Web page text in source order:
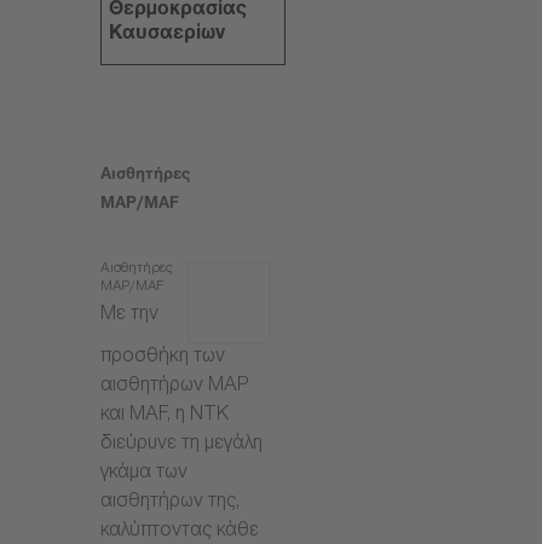
Θερμοκρασίας
Καυσαερίων
Αισθητήρες
MAP/MAF
Αισθητήρες
MAP/MAF
Με την
προσθήκη των
αισθητήρων MAP
και MAF, η NTK
διεύρυνε τη μεγάλη
γκάμα των
αισθητήρων της,
καλύπτοντας κάθε